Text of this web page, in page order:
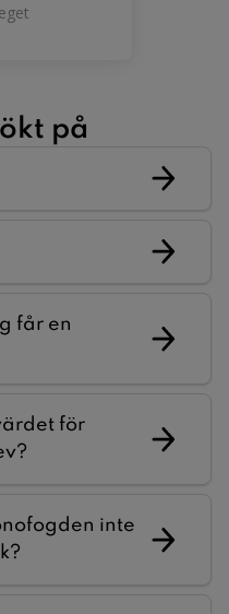
på
får en
för
inte